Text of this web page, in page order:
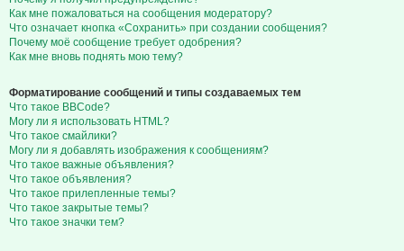
Как мне пожаловаться на сообщения модератору?
Что означает кнопка «Сохранить» при создании сообщения?
Почему моё сообщение требует одобрения?
Как мне вновь поднять мою тему?
Форматирование сообщений и типы создаваемых тем
Что такое BBCode?
Могу ли я использовать HTML?
Что такое смайлики?
Могу ли я добавлять изображения к сообщениям?
Что такое важные объявления?
Что такое объявления?
Что такое прилепленные темы?
Что такое закрытые темы?
Что такое значки тем?